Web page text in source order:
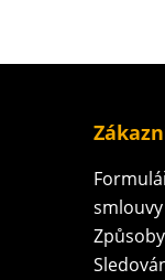
smlouvy